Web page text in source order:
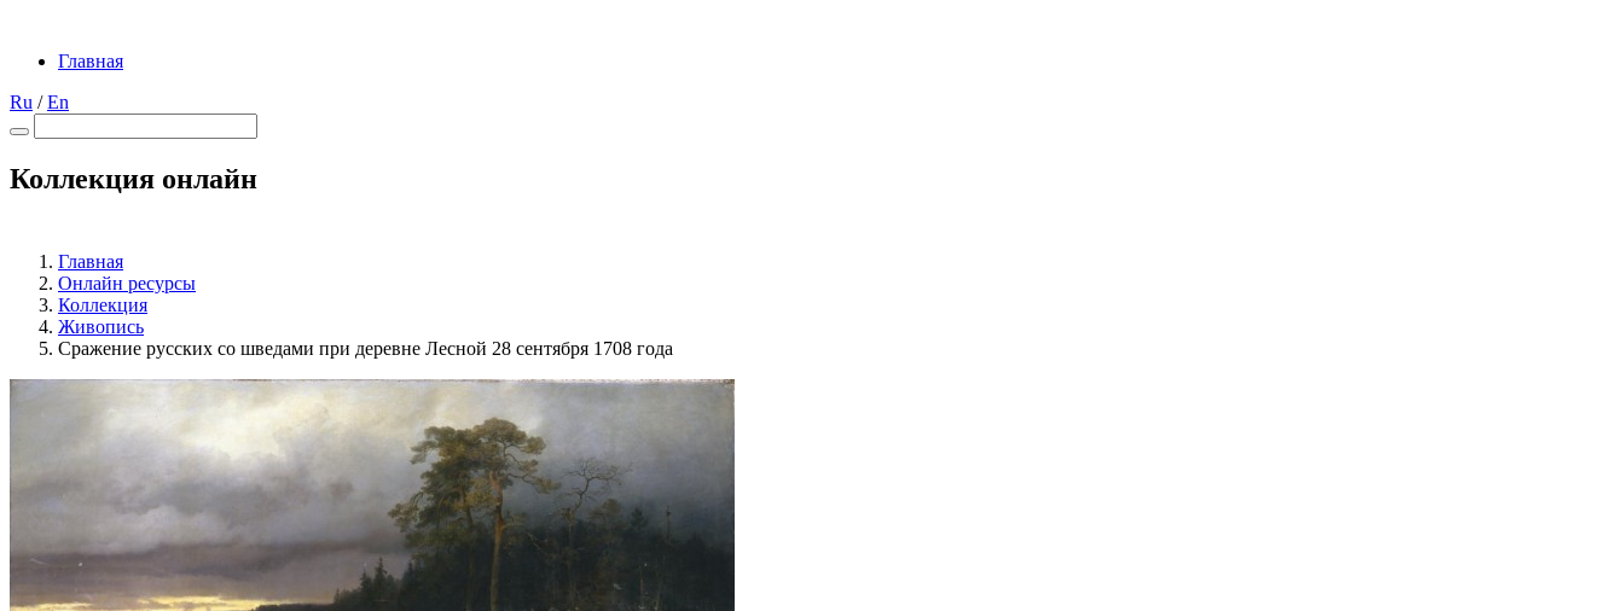
Главная
Ru /En
Коллекция онлайн
Главная
Онлайн ресурсы
Коллекция
Живопись
Сражение русских со шведами при деревне Лесной 28 сентября 1708 года